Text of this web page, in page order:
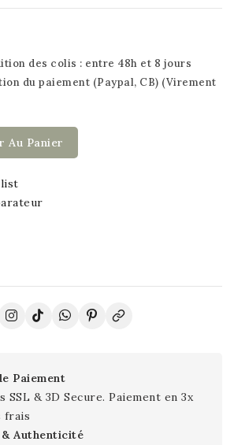
des colis : entre 48h et 8 jours
du paiement (Paypal, CB) (Virement
Au Panier
Paiement
SSL & 3D Secure. Paiement en 3x
frais
Authenticité